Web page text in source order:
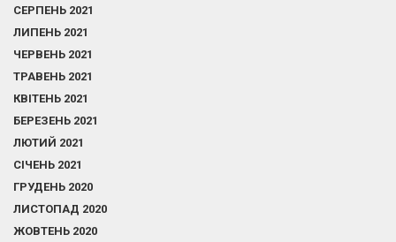
СЕРПЕНЬ 2021
ЛИПЕНЬ 2021
ЧЕРВЕНЬ 2021
ТРАВЕНЬ 2021
КВІТЕНЬ 2021
БЕРЕЗЕНЬ 2021
ЛЮТИЙ 2021
СІЧЕНЬ 2021
ГРУДЕНЬ 2020
ЛИСТОПАД 2020
ЖОВТЕНЬ 2020